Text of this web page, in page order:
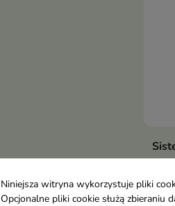
Niniejsza witryna wykorzystuje pliki
Opcjonalne pliki cookie służą